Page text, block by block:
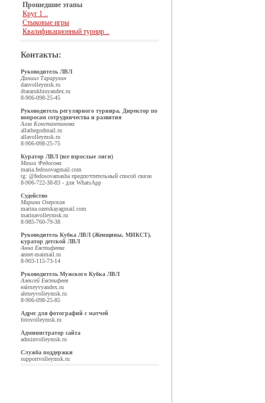
Прошедшие этапы
Круг 1 ..
Стыковые игры
Квалификационный турнир ..
Контакты:
Руководитель ЛВЛ
Даниил Тарарухин
danvolleymsk.ru
dtararukhinyandex.ru
8-906-098-25-45
Руководитель регулярного турнира, Директор по
вопросам сотрудничества и развития
Алла Константинова
allathegodmail.ru
allavolleymsk.ru
8-906-098-25-75
Куратор ЛВЛ (все взрослые лиги)
Маша Федосова
maria.fedosovagmail.com
tg: @fedosovamasha предпочтительный способ связи
8-906-722-38-83 - для WhatsApp
Судейство
Марина Озерская
marina.ozerskayagmail.com
marinavolleymsk.ru
8-985-760-79-38
Руководитель Кубка ЛВЛ (Женщины, МИКСТ),
куратор детской ЛВЛ
Анна Евстифеева
annet-maimail.ru
8-903-115-73-14
Руководитель Мужского Кубка ЛВЛ
Алексей Евстифеев
ealexeyvyandex.ru
alexeyvolleymsk.ru
8-906-098-25-85
Адрес для фотографий с матчей
fotovolleymsk.ru
Администратор сайта
adminvolleymsk.ru
Служба поддержки
supportvolleymsk.ru